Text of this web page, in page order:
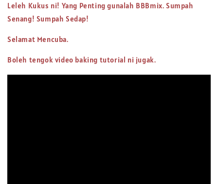
Leleh Kukus ni! Yang Penting gunalah BBBmix. Sumpah
Senang! Sumpah Sedap!
Selamat Mencuba.
Boleh tengok video baking tutorial ni jugak.